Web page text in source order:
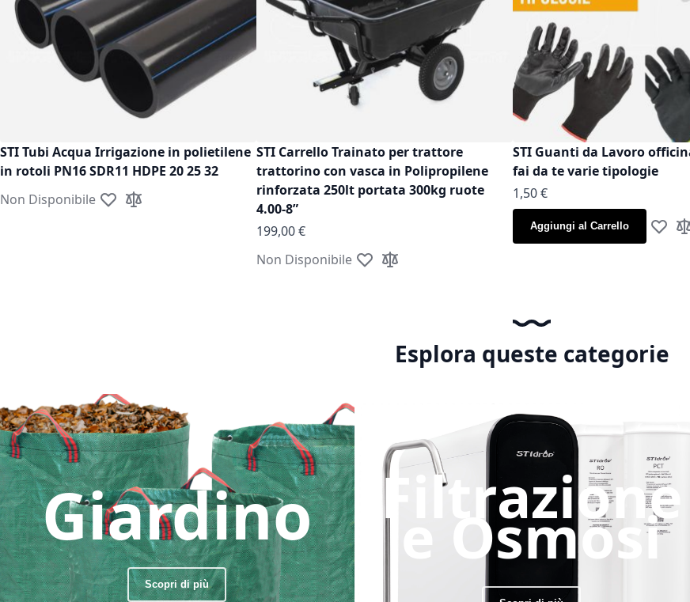
STI Tubi Acqua Irrigazione in polietilene
in rotoli PN16 SDR11 HDPE 20 25 32
Non Disponibile Aggiungi alla lista desideri
Aggiungi al confronto
STI Carrello Trainato per trattore
trattorino con vasca in Polipropilene
rinforzata 250lt portata 300kg ruote
4.00-8”
199,00 €
Non Disponibile Aggiungi alla lista desideri
Aggiungi al confronto
STI Guanti da Lavoro
fai da te varie tipologie
As low as
1,50 €
Aggiungi al Carrello
Esplora queste categorie
Giardino
Scopri di più
Filtrazione
e Osmosi